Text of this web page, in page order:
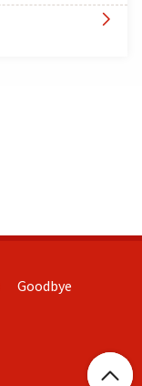


Goodbye